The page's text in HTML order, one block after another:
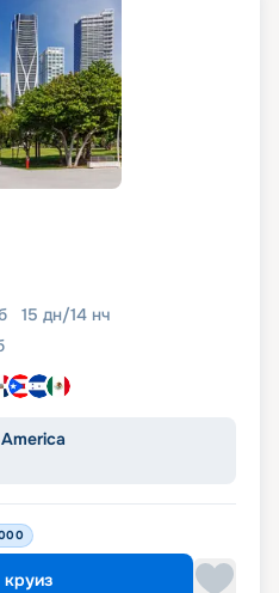
15 дн/14 нч